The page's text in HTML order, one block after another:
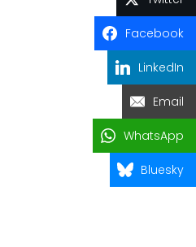
Facebook
LinkedIn
Email
WhatsApp
Bluesky